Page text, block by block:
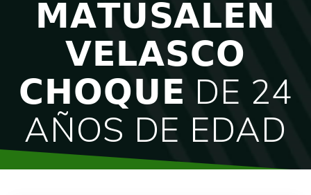
𝗠𝗔𝗧𝗨𝗦𝗔𝗟𝗘𝗡
𝗩𝗘𝗟𝗔𝗦𝗖𝗢
𝗖𝗛𝗢𝗤𝗨𝗘 DE 24
AÑOS DE EDAD